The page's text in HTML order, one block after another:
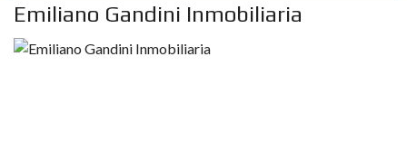
Emiliano Gandini Inmobiliaria